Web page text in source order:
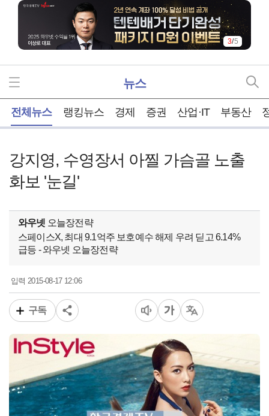
3/5
뉴스
전체뉴스 랭킹뉴스 경제 증권 산업·IT 부동산
강지영, 수영장서 아찔 가슴골 노출
화보 '눈길'
와우넷 오늘장전략
스페이스X, 최대 9.1억주 보호예수 해제 우려 딛고 6.14%
급등 - 와우넷 오늘장전략
입력2015-08-17 12:06
구독